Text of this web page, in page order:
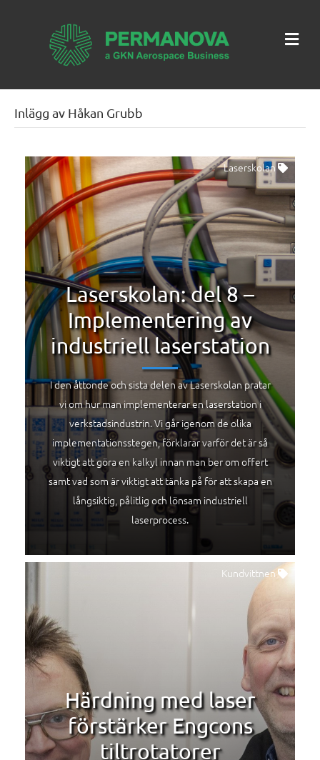
Inlägg av Håkan Grubb
Laserskolan
Laserskolan: del 8 –
Implementering av
industriell laserstation
I den åttonde och sista delen av Laserskolan pratar
vi om hur man implementerar en laserstation i
verkstadsindustrin. Vi går igenom de olika
implementationsstegen, förklarar varför det är så
viktigt att göra en kalkyl innan man ber om offert
samt vad som är viktigt att tänka på för att skapa en
långsiktig, pålitlig och lönsam industriell
laserprocess.
Kundvittnen
Härdning med laser
förstärker Engcons
tiltrotatorer